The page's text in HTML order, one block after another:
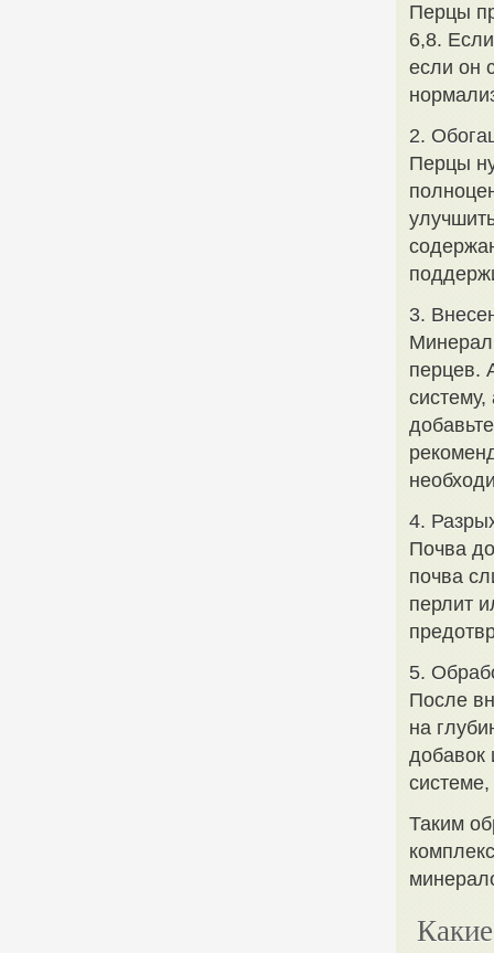
Перцы
6,8.
если он
2.
Перцы
3.
перцев.
4.
Почва
почва
перлит
5.
После
на
добавок
Таким